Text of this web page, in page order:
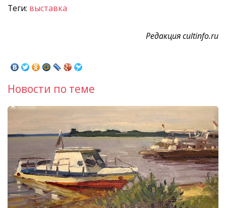
Теги: выставка
Редакция cultinfo.ru
Новости по теме